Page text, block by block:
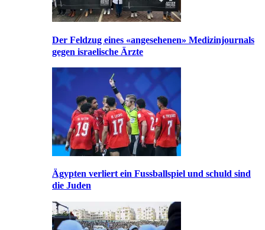
Der Feldzug eines «angesehenen» Medizinjournals
gegen israelische Ärzte
Ägypten verliert ein Fussballspiel und schuld sind
die Juden